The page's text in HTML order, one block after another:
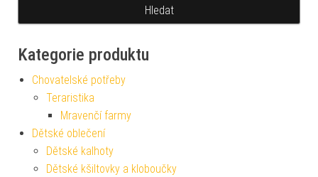
Kategorie produktu
Chovatelské potřeby
Teraristika
Mravenčí farmy
Dětské oblečení
Dětské kalhoty
Dětské kšiltovky a kloboučky